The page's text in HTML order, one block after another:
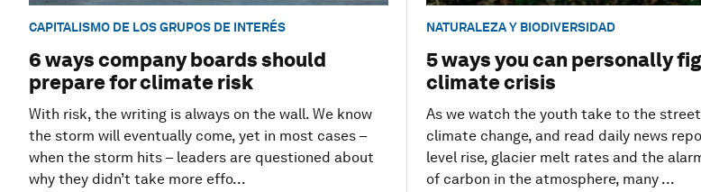
CAPITALISMO DE LOS GRUPOS DE INTERÉS
6 ways company boards should
prepare for climate risk
With risk, the writing is always on the wall. We know
the storm will eventually come, yet in most cases –
when the storm hits – leaders are questioned about
why they didn’t take more effo...
NATURALEZA Y BIODIVERSIDAD
5 ways you can personally
climate crisis
As we watch the youth take to the
climate change, and read daily news
level rise, glacier melt rates and the
of carbon in the atmosphere, many ...